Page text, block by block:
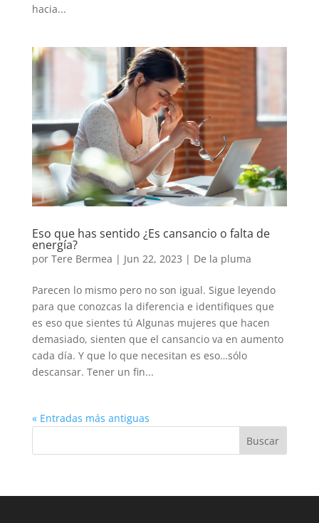
hacia...
Eso que has sentido ¿Es cansancio o falta de
energía?
por Tere Bermea | Jun 22, 2023 | De la pluma
Parecen lo mismo pero no son igual. Sigue leyendo
para que conozcas la diferencia e identifiques que
es eso que sientes tú Algunas mujeres que hacen
demasiado, sienten que el cansancio va en aumento
cada día. Y que lo que necesitan es eso…sólo
descansar. Tener un fin...
« Entradas más antiguas